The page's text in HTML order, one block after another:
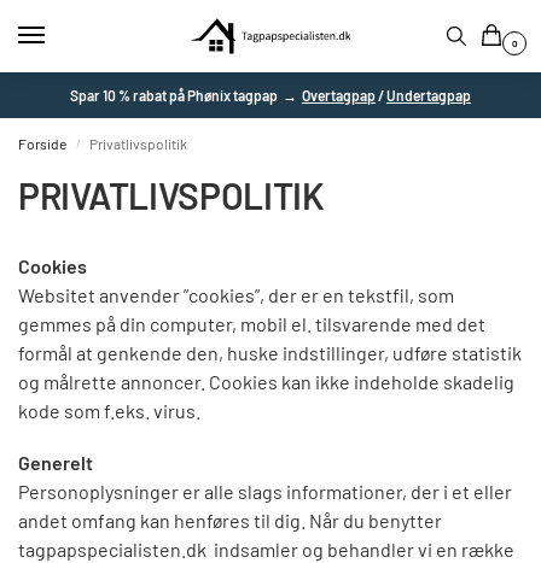
0
Spar 10 % rabat på Phønix tagpap → Overtagpap/Undertagpap
Forside / Privatlivspolitik
PRIVATLIVSPOLITIK
Cookies
Websitet anvender ”cookies”, der er en tekstfil, som
gemmes på din computer, mobil el. tilsvarende med det
formål at genkende den, huske indstillinger, udføre statistik
og målrette annoncer. Cookies kan ikke indeholde skadelig
kode som f.eks. virus.
Generelt
Personoplysninger er alle slags informationer, der i et eller
andet omfang kan henføres til dig. Når du benytter
tagpapspecialisten.dk indsamler og behandler vi en række